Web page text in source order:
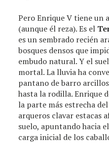
Pero Enrique V tiene un
(aunque él reza). Es el
es un sembrado recién
bosques densos que
embudo natural. Y el
mortal. La lluvia ha
pantano de barro
hasta la rodilla. Enrique
la parte más estrecha
arqueros clavar estacas
suelo, apuntando hacia
carga inicial de los